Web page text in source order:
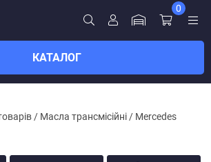
0
КАТАЛОГ
/ Масла трансмісійні / Mercedes